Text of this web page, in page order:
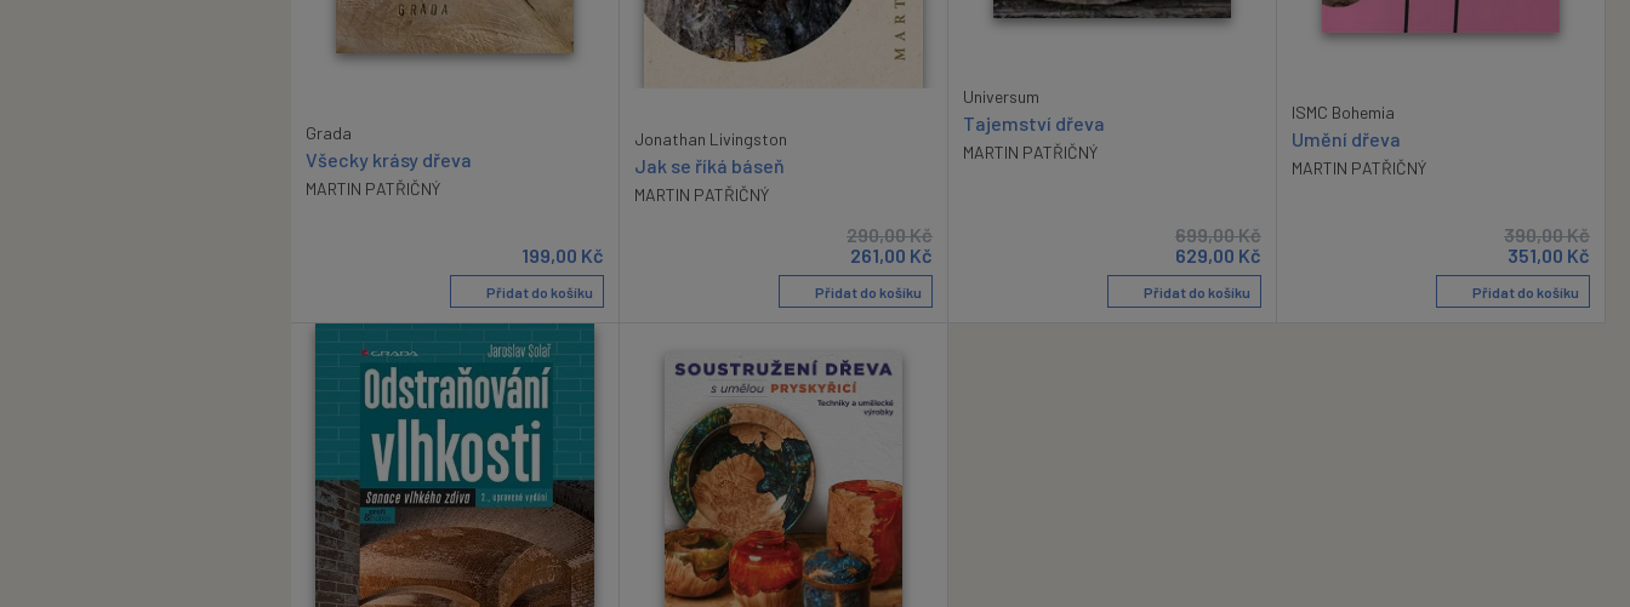
Grada
Všecky krásy dřeva
MARTIN PATŘIČNÝ
199,00 Kč
Přidat do košíku
Jonathan Livingston
Jak se říká báseň
MARTIN PATŘIČNÝ
290,00Kč
261,00 Kč
Přidat do košíku
Universum
Tajemství dřeva
MARTIN PATŘIČNÝ
699,00Kč
629,00 Kč
Přidat do košíku
ISMC Bohemia
Umění dřeva
MARTIN PATŘIČNÝ
390,00Kč
351,00 Kč
Přidat do košíku